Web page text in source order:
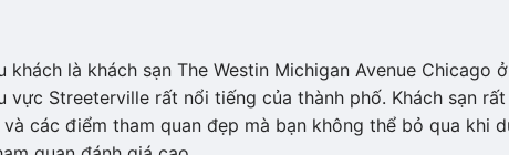
là khách sạn The Westin Michigan Avenue Chicago ở
Streeterville rất nổi tiếng của thành phố. Khách sạn rất
các điểm tham quan đẹp mà bạn không thể bỏ qua khi